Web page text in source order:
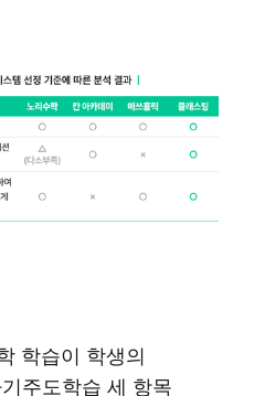
학습이 학생의
주도학습 세 항목